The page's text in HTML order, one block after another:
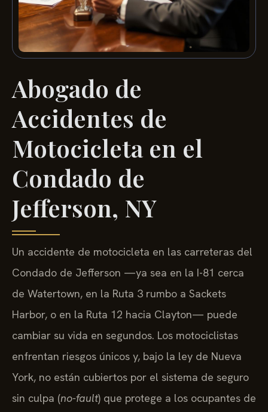
Abogado de
Accidentes de
Motocicleta en el
Condado de
Jefferson, NY
Un accidente de motocicleta en las carreteras del
Condado de Jefferson —ya sea en la I-81 cerca
de Watertown, en la Ruta 3 rumbo a Sackets
Harbor, o en la Ruta 12 hacia Clayton— puede
cambiar su vida en segundos. Los motociclistas
enfrentan riesgos únicos y, bajo la ley de Nueva
York, no están cubiertos por el sistema de seguro
sin culpa (no-fault) que protege a los ocupantes de